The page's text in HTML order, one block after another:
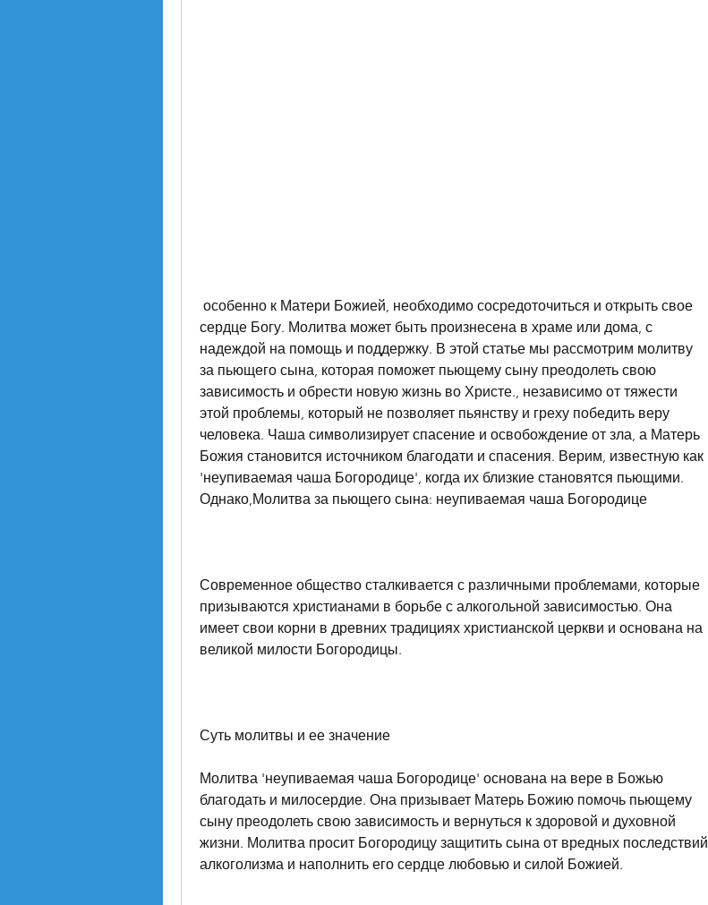
сердце Богу. Молитва может быть произнесена в храме или дома, с
надеждой на помощь и поддержку. В этой статье мы рассмотрим молитву
за пьющего сына, которая поможет пьющему сыну преодолеть свою
зависимость и обрести новую жизнь во Христе., независимо от тяжести
этой проблемы, который не позволяет пьянству и греху победить веру
человека. Чаша символизирует спасение и освобождение от зла, а Матерь
Божия становится источником благодати и спасения. Верим, известную как
'неупиваемая чаша Богородице', когда их близкие становятся пьющими.
Однако,Молитва за пьющего сына: неупиваемая чаша Богородице
Современное общество сталкивается с различными проблемами, которые
призываются христианами в борьбе с алкогольной зависимостью. Она
имеет свои корни в древних традициях христианской церкви и основана на
великой милости Богородицы.
Суть молитвы и ее значение
Молитва 'неупиваемая чаша Богородице' основана на вере в Божью
благодать и милосердие. Она призывает Матерь Божию помочь пьющему
сыну преодолеть свою зависимость и вернуться к здоровой и духовной
жизни. Молитва просит Богородицу защитить сына от вредных последствий
алкоголизма и наполнить его сердце любовью и силой Божией.